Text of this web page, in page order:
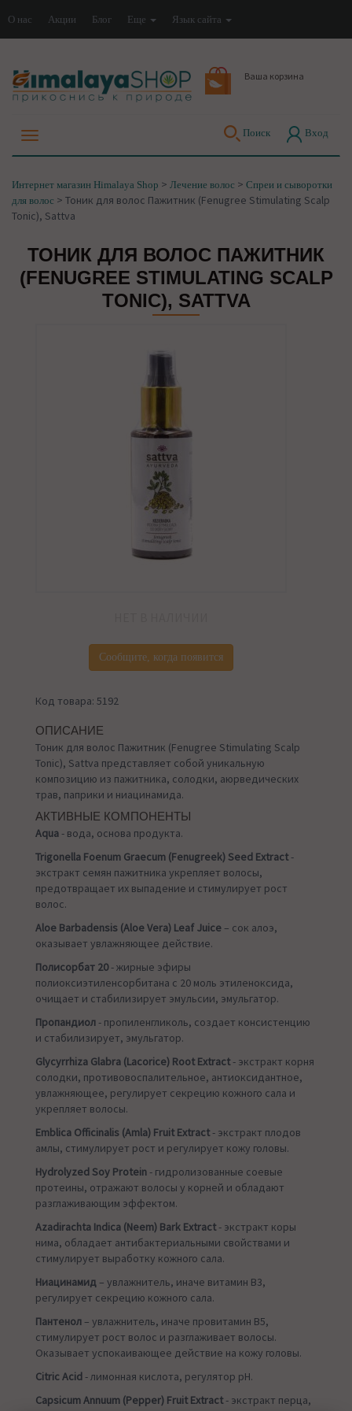
О нас Акции Блог Еще Язык сайта
Ваша корзина
Поиск Вход
Интернет магазин Himalaya Shop > Лечение волос > Спреи и сыворотки
для волос > Тоник для волос Пажитник (Fenugree Stimulating Scalp
Tonic), Sattva
ТОНИК ДЛЯ ВОЛОС ПАЖИТНИК
(FENUGREE STIMULATING SCALP
TONIC), SATTVA
Сообщите, когда появится
Код товара: 5192
ОПИСАНИЕ
Тоник для волос Пажитник (Fenugree Stimulating Scalp
Tonic), Sattva представляет собой уникальную
композицию из пажитника, солодки, аюрведических
трав, паприки и ниацинамида.
АКТИВНЫЕ КОМПОНЕНТЫ
Aqua - вода, основа продукта.
Trigonella Foenum Graecum (Fenugreek) Seed Extract-
экстракт семян пажитника укрепляет волосы,
предотвращает их выпадение и стимулирует рост
волос.
Aloe Barbadensis (Aloe Vera) Leaf Juice – сок алоэ,
оказывает увлажняющее действие.
Полисорбат 20- жирные эфиры
полиоксиэтиленсорбитана с 20 моль этиленоксида,
очищает и стабилизирует эмульсии, эмульгатор.
Пропандиол - пропиленгликоль, создает консистенцию
и стабилизирует, эмульгатор.
Glycyrrhiza Glabra (Lacorice) Root Extract- экстракт корня
солодки, противовоспалительное, антиоксидантное,
увлажняющее, регулирует секрецию кожного сала и
укрепляет волосы.
Emblica Officinalis (Amla) Fruit Extract- экстракт плодов
амлы, стимулирует рост и регулирует кожу головы.
Hydrolyzed Soy Protein - гидролизованные соевые
протеины, отражают волосы у корней и обладают
разглаживающим эффектом.
Azadirachta Indica (Neem) Bark Extract- экстракт коры
нима, обладает антибактериальными свойствами и
стимулирует выработку кожного сала.
Ниацинамид – увлажнитель, иначе витамин В3,
регулирует секрецию кожного сала.
Пантенол – увлажнитель, иначе провитамин В5,
стимулирует рост волос и разглаживает волосы.
Оказывает успокаивающее действие на кожу головы.
Citric Acid - лимонная кислота, регулятор pH.
Capsicum Annuum (Pepper) Fruit Extract- экстракт перца,